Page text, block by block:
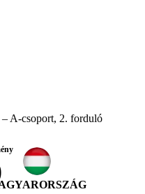
A-csoport, 2. forduló